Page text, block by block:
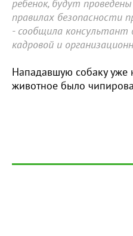
ребенок, будут
правилах безопасности
- сообщила консультант
кадровой и
Нападавшую собаку уже
животное было